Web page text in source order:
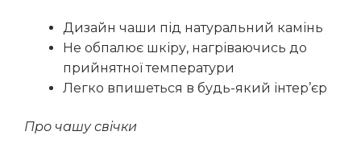
Дизайн чаши під натуральний камінь
Не обпалює шкіру, нагріваючись до
прийнятної температури
Легко впишеться в будь-який інтер’єр
Про чашу свічки